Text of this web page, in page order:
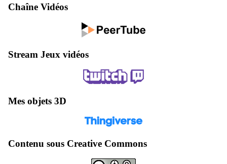
Chaîne Vidéos
Stream Jeux vidéos
Mes objets 3D
Contenu sous Creative Commons